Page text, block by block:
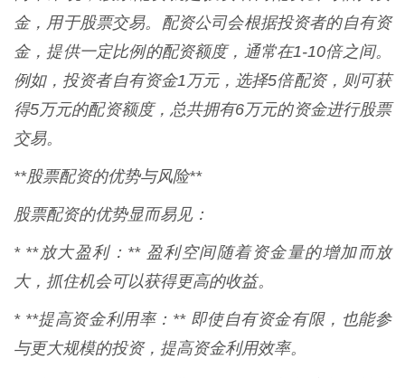
金，用于股票交易。配资公司会根据投资者的自有资
金，提供一定比例的配资额度，通常在1-10倍之间。
例如，投资者自有资金1万元，选择5倍配资，则可获
得5万元的配资额度，总共拥有6万元的资金进行股票
交易。
**股票配资的优势与风险**
股票配资的优势显而易见：
* **放大盈利：** 盈利空间随着资金量的增加而放
大，抓住机会可以获得更高的收益。
* **提高资金利用率：** 即使自有资金有限，也能参
与更大规模的投资，提高资金利用效率。